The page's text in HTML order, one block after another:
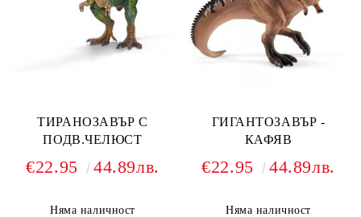
ТИРАНОЗАВЪР С
ПОДВ.ЧЕЛЮСТ
€22.95 44.89лв.
Няма наличност
ГИГАНТОЗАВЪР -
КАФЯВ
€22.95 44.89лв.
Няма наличност